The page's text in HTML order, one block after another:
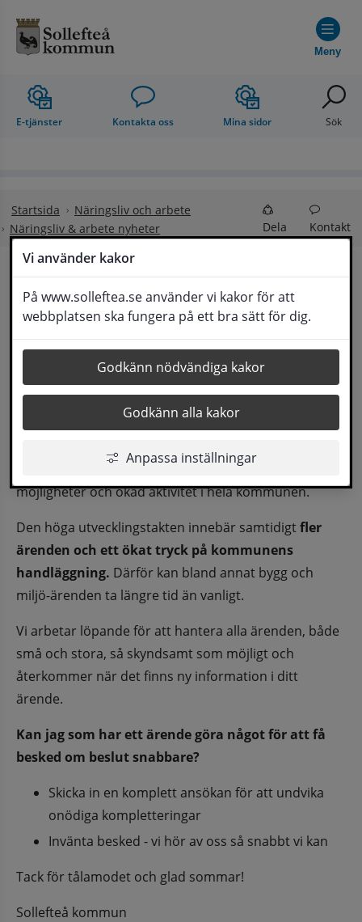
Vi använder kakor
På www.solleftea.se använder vi kakor för att
webbplatsen ska fungera på ett bra sätt för dig.
Godkänn nödvändiga kakor
Godkänn alla kakor
Anpassa inställningar
Meny
E-tjänster Kontakta oss Mina sidor Sök
Startsida
Näringsliv och arbete
Näringsliv & arbete nyheter
Dela Kontakt
Hög utvecklingstakt =
högt tryck på handläggning
Det händer mycket spännande i Sollefteå
kommun just nu.
Satsningarna i Hamre Industripark, Försvarsmaktens
utvecklingsprojekt skapar framtidstro, nya
möjligheter och ökad aktivitet i hela kommunen.
Den höga utvecklingstakten innebär samtidigt fler
ärenden och ett ökat tryck på kommunens
handläggning. Därför kan bland annat bygg och
miljö-ärenden ta längre tid än vanligt.
Vi arbetar löpande för att hantera alla ärenden, både
små och stora, så skyndsamt som möjligt och
återkommer när det finns ny information i ditt
ärende.
Kan jag som har ett ärende göra något för att få
besked om beslut snabbare?
Skicka in en komplett ansökan för att undvika
onödiga kompletteringar
Invänta besked - vi hör av oss så snabbt vi kan
Tack för tålamodet och glad sommar!
Sollefteå kommun